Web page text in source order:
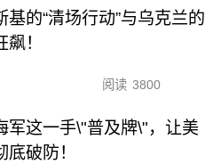
基的“清场行动”与乌克兰的
飙！
阅读 3800
军这一手\"普及牌\"，让美
底破防！